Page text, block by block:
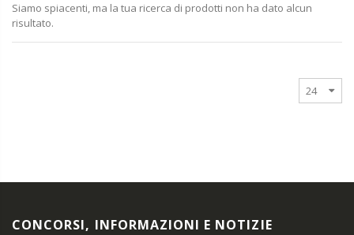
Siamo spiacenti, ma la tua ricerca di prodotti non ha dato alcun
risultato.
CONCORSI, INFORMAZIONI E NOTIZIE